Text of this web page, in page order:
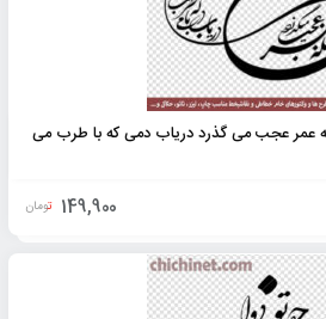
عمر عجب می گذرد دریاب دمی که با طرب می
149,900 تومان